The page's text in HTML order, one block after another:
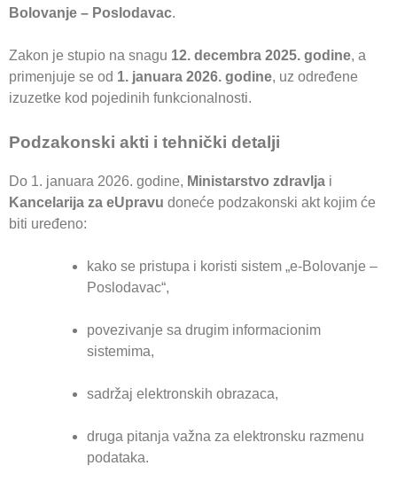
Bolovanje – Poslodavac.
Zakon je stupio na snagu 12. decembra 2025. godine, a
primenjuje se od 1. januara 2026. godine, uz određene
izuzetke kod pojedinih funkcionalnosti.
Podzakonski akti i tehnički detalji
Do 1. januara 2026. godine, Ministarstvo zdravlja i
Kancelarija za eUpravu doneće podzakonski akt kojim će
biti uređeno:
kako se pristupa i koristi sistem „e-Bolovanje –
Poslodavac“,
povezivanje sa drugim informacionim
sistemima,
sadržaj elektronskih obrazaca,
druga pitanja važna za elektronsku razmenu
podataka.